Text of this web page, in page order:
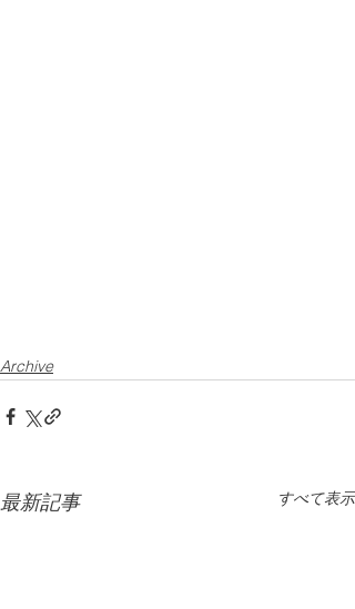
Archive
最新記事 すべて表示